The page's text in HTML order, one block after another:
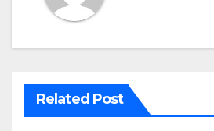
Related Post